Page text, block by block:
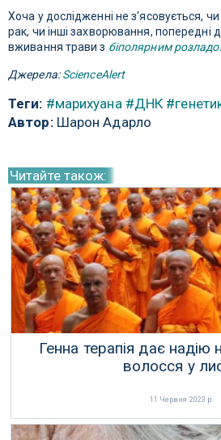
Хоча у дослідженні не з'ясовується,
рак, чи інші захворювання, попередні
вживання трави з біполярним
Джерела:ScienceAlert
Теги: #марихуана #ДНК
Автор:Шарон Адарло
Читайте також:
Генна терапія дає надію
волосся у
11 Червня 2023 р.